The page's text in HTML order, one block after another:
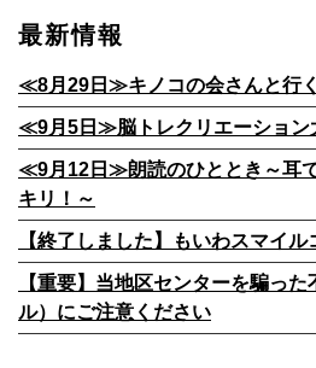
最新情報
≪8月29日≫キノコの会さんと行く
≪9月5日≫脳トレクリエーション
≪9月12日≫朗読のひととき～耳
キリ！～
【終了しました】もいわスマイル
【重要】当地区センターを騙っ
ル）にご注意ください